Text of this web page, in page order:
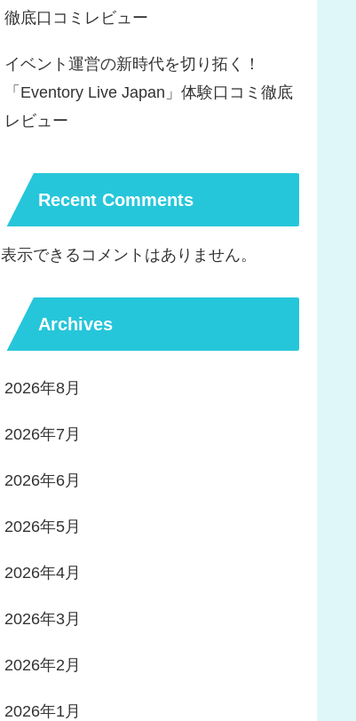
徹底口コミレビュー
イベント運営の新時代を切り拓く！
「Eventory Live Japan」体験口コミ徹底
レビュー
Recent Comments
表示できるコメントはありません。
Archives
2026年8月
2026年7月
2026年6月
2026年5月
2026年4月
2026年3月
2026年2月
2026年1月